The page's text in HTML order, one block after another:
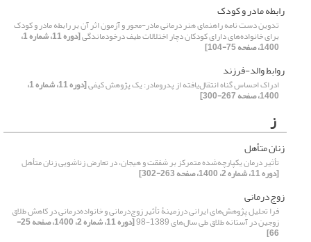
رابطه مادر و کودک
تدوین دست نامه راهنمای هنر درمانی مادر-محور و آزمون اثر آن بر رابطه مادر و کودک
برای خانواده‌های دارای کودکان دچار اختلالات طیف درخودماندگی [دوره 11، شماره 1،
1400، صفحه 75-104]
روابط والد-فرزند
ادراک احساس گناه انتقال‌یافته از پدرومادر: یک پژوهش کیفی [دوره 11، شماره 1،
1400، صفحه 267-300]
ز
زنان متأهل
تأثیر درمان یکپارچه‌شده متمرکز بر شفقت و هیجان، در تعارض زناشویی زنان متأهل
[دوره 11، شماره 2، 1400، صفحه 263-302]
زوج‌درمانی
فرا تحلیل پژوهش‌های ایرانی درزمینۀ تأثیر زوج‌درمانی و خانواده‌درمانی در کاهش طلاق
زوجین در آستانه طلاق طی سال‌های 1389-98 [دوره 11، شماره 2، 1400، صفحه 25-
66]